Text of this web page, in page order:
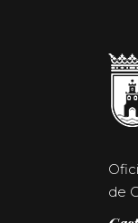
de